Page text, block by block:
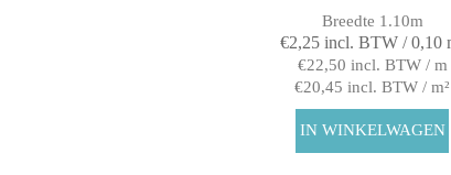
Breedte 1.10m
€2,25 incl. BTW / 0,10
€22,50 incl. BTW / m
€20,45 incl. BTW / m²